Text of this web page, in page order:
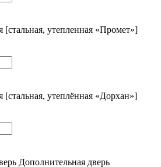
[стальная, утепленная «Промет»]
[стальная, утеплённая «Дорхан»]
Дополнительная дверь